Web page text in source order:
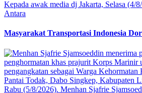
Masyarakat Transportasi Indonesia